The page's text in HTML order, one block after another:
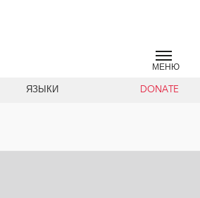
МЕНЮ
ЯЗЫКИ DONATE